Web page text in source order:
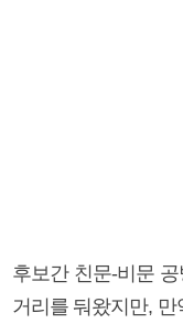
후보간 친문-비문
거리를 둬왔지만,